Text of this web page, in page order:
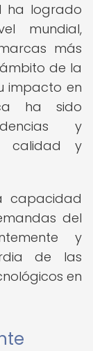
ha logrado
mundial,
más
de la
impacto en
ha sido
y
calidad y
capacidad
del
y
de las
en